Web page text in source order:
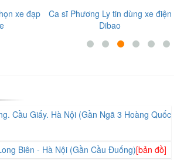
xe đạp
Ca sĩ Phương Ly tin dùng xe điện
Dibao
Cầu Giấy. Hà Nội (Gần Ngã 3 Hoàng Quốc
Biên - Hà Nội (Gần Cầu Đuống)[bản đồ]